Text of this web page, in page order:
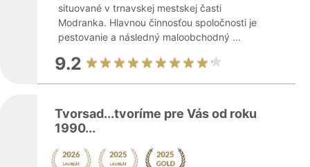
situované v trnavskej mestskej časti
Modranka. Hlavnou činnosťou spoločnosti je
pestovanie a následný maloobchodný ...
9.2
Tvorsad...tvoríme pre Vás od roku
1990...